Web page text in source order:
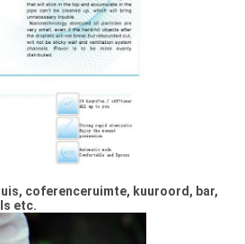
coferenceruimte, kuuroord, bar,
etc.